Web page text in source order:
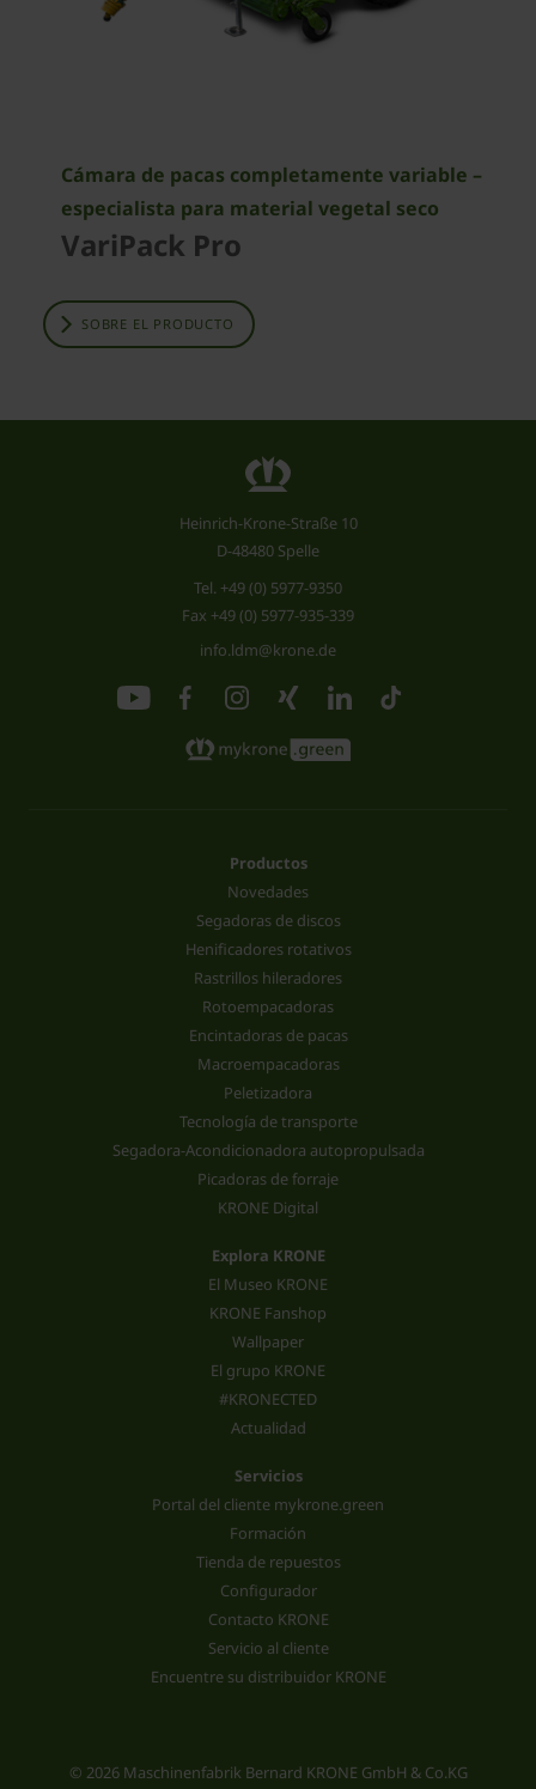
Cámara de pacas completamente variable –
especialista para material vegetal seco
VariPack Pro
SOBRE EL PRODUCTO
Heinrich-Krone-Straße 10
D-48480 Spelle
Tel. +49 (0) 5977-9350
Fax +49 (0) 5977-935-339
info.ldm@krone.de
Productos
Novedades
Segadoras de discos
Henificadores rotativos
Rastrillos hileradores
Rotoempacadoras
Encintadoras de pacas
Macroempacadoras
Peletizadora
Tecnología de transporte
Segadora-Acondicionadora autopropulsada
Picadoras de forraje
KRONE Digital
Explora KRONE
El Museo KRONE
KRONE Fanshop
Wallpaper
El grupo KRONE
#KRONECTED
Actualidad
Servicios
Portal del cliente mykrone.green
Formación
Tienda de repuestos
Configurador
Contacto KRONE
Servicio al cliente
Encuentre su distribuidor KRONE
© 2026 Maschinenfabrik Bernard KRONE GmbH & Co.KG